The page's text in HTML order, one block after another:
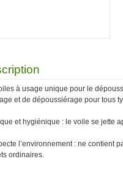
à usage unique pour le
et de dépoussiérage pour tous
et hygiénique : le voile se jette
l’environnement : ne contient
ordinaires.